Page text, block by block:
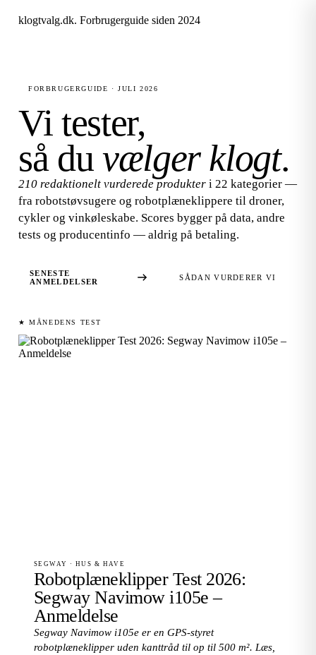
klogtvalg.dk. Forbrugerguide siden 2024
FORBRUGERGUIDE · JULI 2026
Vi tester,
så du vælger klogt.
210 redaktionelt vurderede produkter i 22 kategorier —
fra robotstøvsugere og robotplæneklippere til droner,
cykler og vinkøleskabe. Scores bygger på data, andre
tests og producentinfo — aldrig på betaling.
SENESTE
ANMELDELSER
SÅDAN VURDERER VI
★ MÅNEDENS TEST
SEGWAY · HUS & HAVE
Robotplæneklipper Test 2026:
Segway Navimow i105e –
Anmeldelse
Segway Navimow i105e er en GPS-styret
robotplæneklipper uden kanttråd til op til 500 m². Læs,